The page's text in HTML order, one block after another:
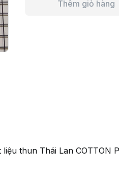
Thêm giỏ hàng
thun Thái Lan COTTON